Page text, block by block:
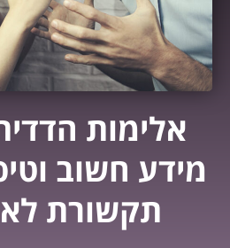
אלימות
מידע חשוב
תקשורת